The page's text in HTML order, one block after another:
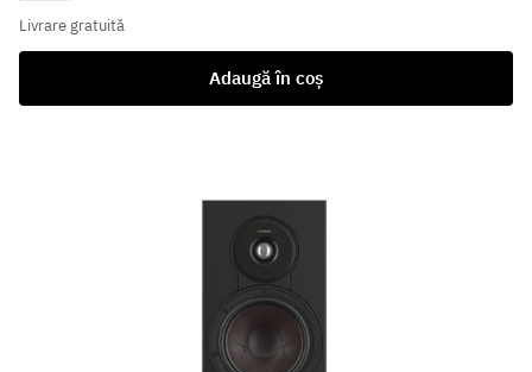
Livrare gratuită
Adaugă în coș